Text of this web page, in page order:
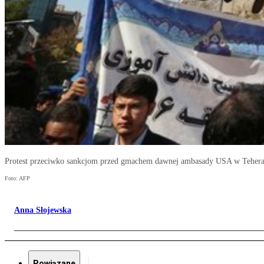
Protest przeciwko sankcjom przed gmachem dawnej ambasady USA w
Foto: AFP
Anna Słojewska